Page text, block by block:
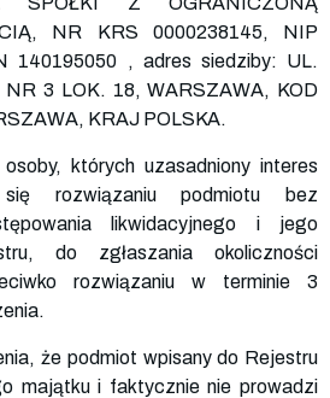
NR KRS 0000238145, NIP
140195050 , adres siedziby: UL.
3 LOK. 18, WARSZAWA, KOD
KRAJ POLSKA.
których uzasadniony interes
rozwiązaniu podmiotu bez
likwidacyjnego i jego
do zgłaszania okoliczności
rozwiązaniu w terminie 3
że podmiot wpisany do Rejestru
majątku i faktycznie nie prowadzi